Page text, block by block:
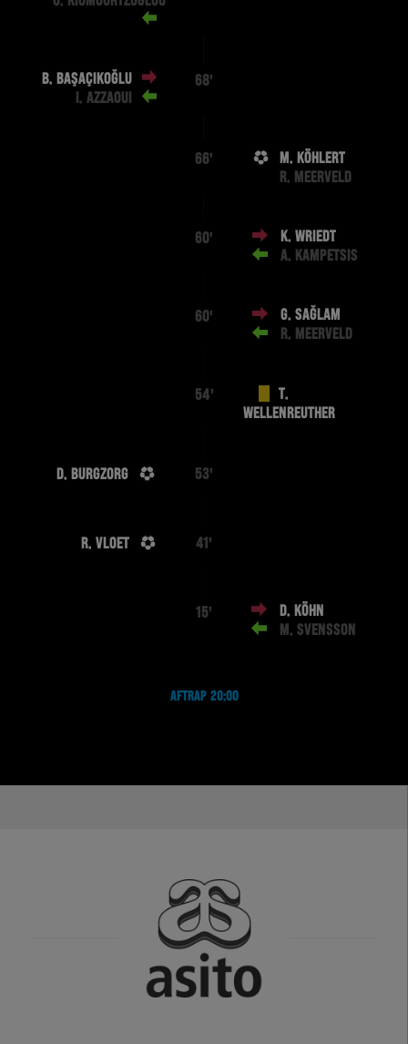
B. BAŞAÇIKOĞLU
I. AZZAOUI
68'
66'
M. KÖHLERT
R. MEERVELD
60'
K. WRIEDT
A. KAMPETSIS
60'
G. SAĞLAM
R. MEERVELD
54'
T.
WELLENREUTHER
D. BURGZORG 53'
R. VLOET 41'
15'
D. KÖHN
M. SVENSSON
AFTRAP 20:00